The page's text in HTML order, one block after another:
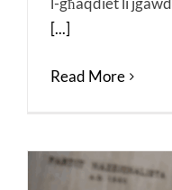
[...]
Read More